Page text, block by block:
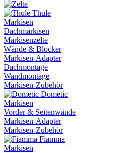
Thule
Markisen
Dachmarkisen
Markisenzelte
Wände & Blocker
Markisen-Adapter
Dachmontage
Wandmontage
Markisen-Zubehör
Dometic
Markisen
Vorder & Seitenwände
Markisen-Adapter
Markisen-Zubehör
Fiamma
Markisen